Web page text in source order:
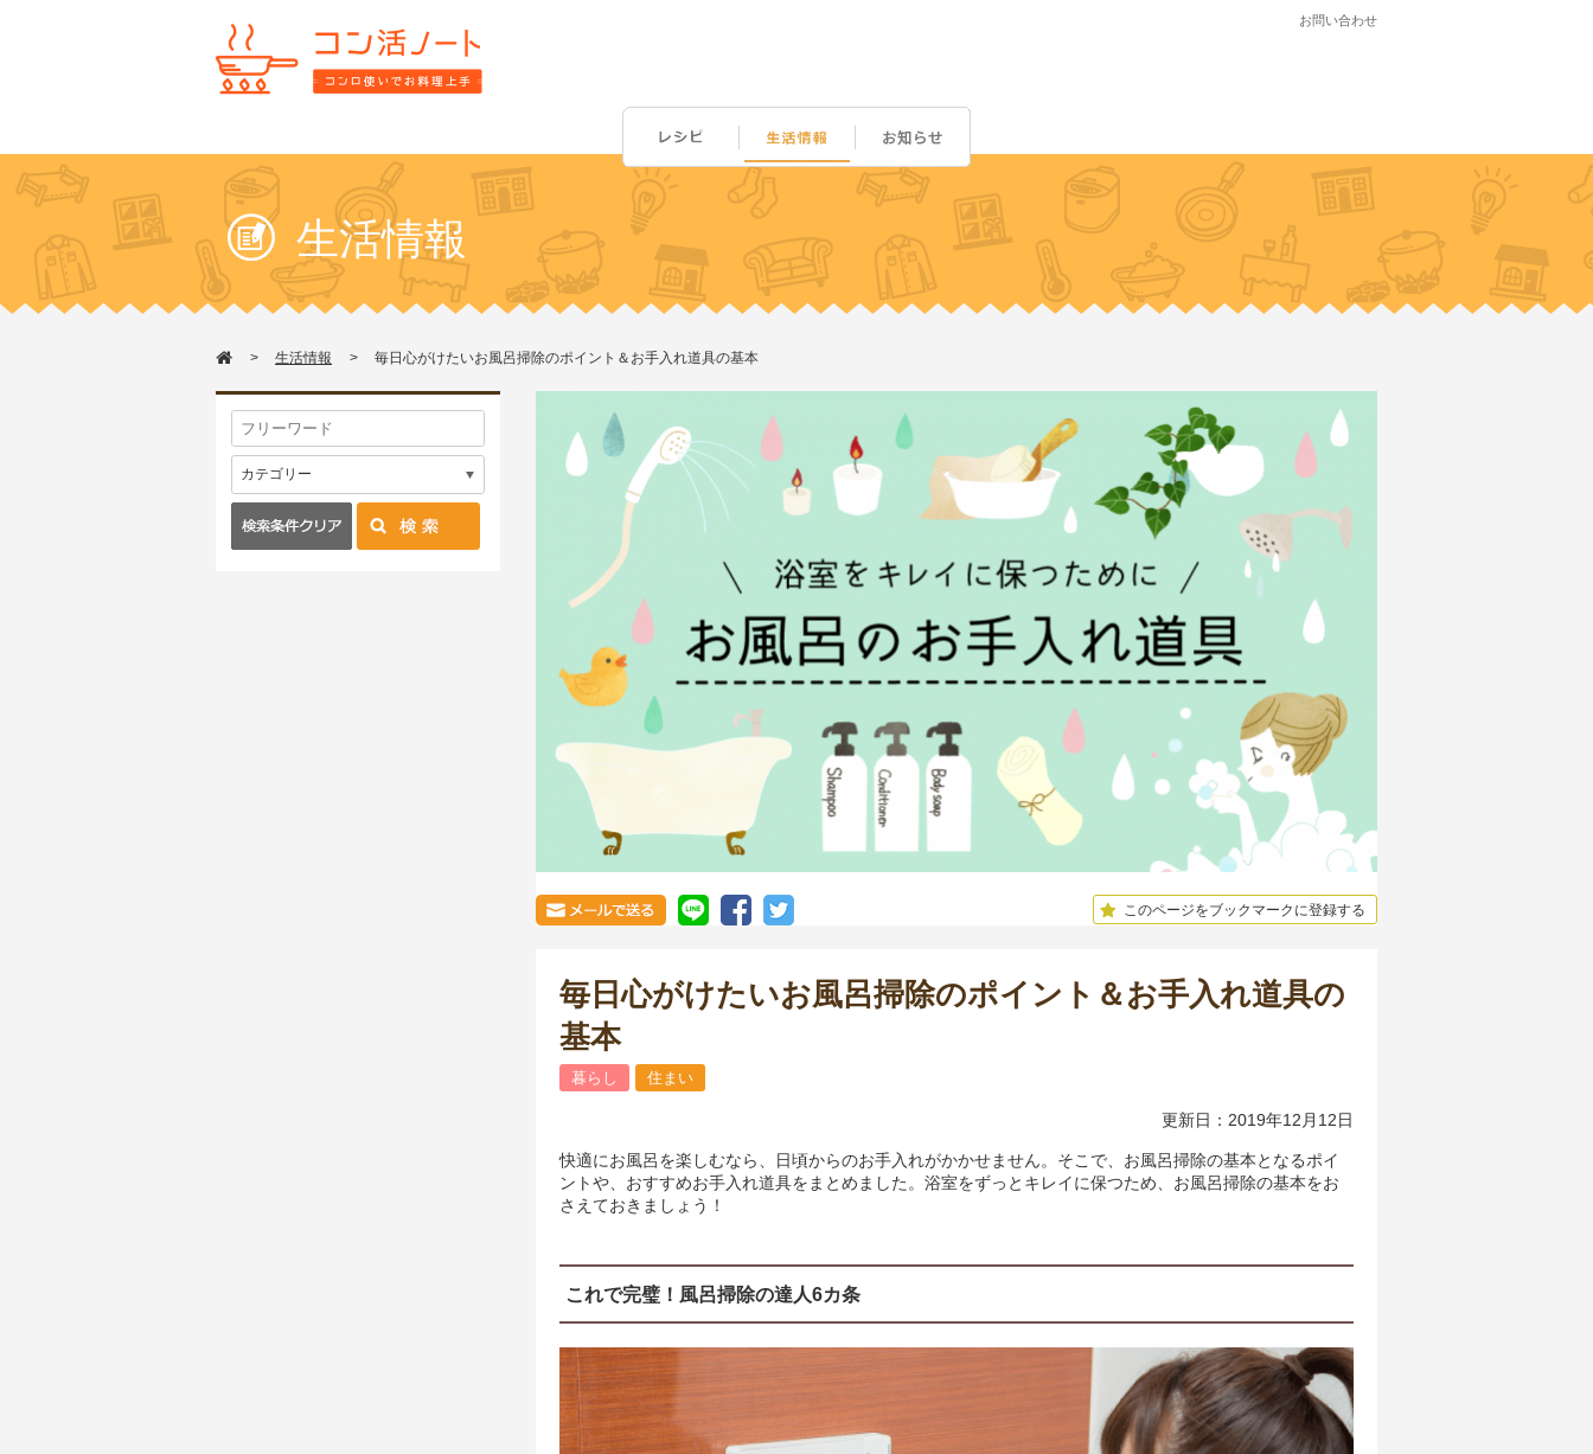
お問い合わせ
生活情報
生活情報 毎日心がけたいお風呂掃除のポイント＆お手入れ道具の基本
このページをブックマークに登録する
毎日心がけたいお風呂掃除のポイント＆お手入れ道具の
基本
暮らし 住まい
更新日：2019年12月12日
快適にお風呂を楽しむなら、日頃からのお手入れがかかせません。そこで、お風呂掃除の基本となるポイ
ントや、おすすめお手入れ道具をまとめました。浴室をずっとキレイに保つため、お風呂掃除の基本をお
さえておきましょう！
これで完璧！風呂掃除の達人6カ条